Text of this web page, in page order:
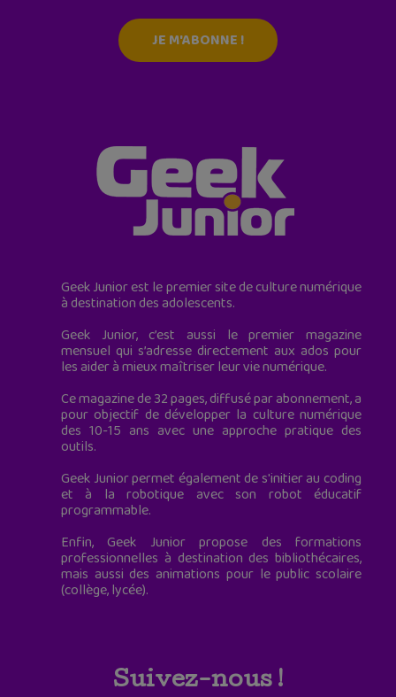
JE M'ABONNE !
Geek Junior est le premier site de culture numérique
à destination des adolescents.
Geek Junior, c’est aussi le premier magazine
mensuel qui s’adresse directement aux ados pour
les aider à mieux maîtriser leur vie numérique.
Ce magazine de 32 pages, diffusé par abonnement, a
pour objectif de développer la culture numérique
des 10-15 ans avec une approche pratique des
outils.
Geek Junior permet également de s'initier au coding
et à la robotique avec son robot éducatif
programmable.
Enfin, Geek Junior propose des formations
professionnelles à destination des bibliothécaires,
mais aussi des animations pour le public scolaire
(collège, lycée).
Suivez-nous !